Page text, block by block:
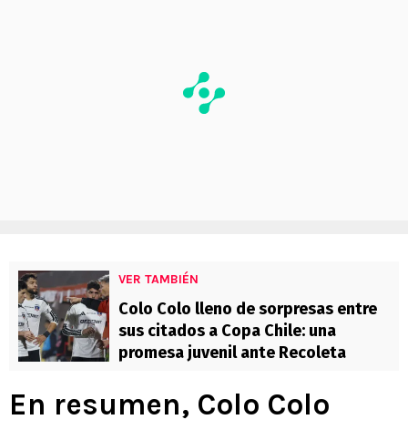
VER TAMBIÉN
Colo Colo lleno de sorpresas entre
sus citados a Copa Chile: una
promesa juvenil ante Recoleta
En resumen, Colo Colo